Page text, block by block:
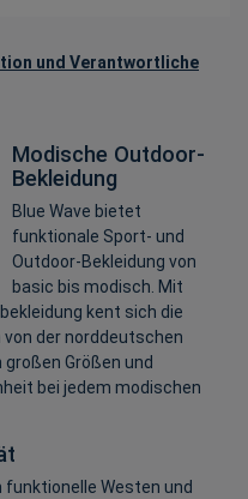
und Verantwortliche
Modische Outdoor-
Bekleidung
Blue Wave bietet
funktionale Sport- und
Outdoor-Bekleidung von
basic bis modisch. Mit
kent sich die
der norddeutschen
großen Größen und
bei jedem modischen
funktionelle Westen und